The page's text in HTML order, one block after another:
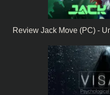
Review Jack Move (PC) -